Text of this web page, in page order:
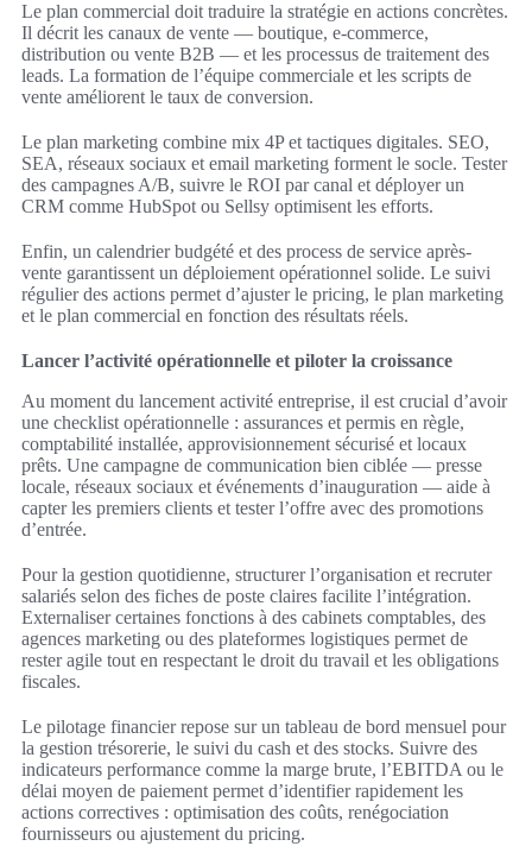
Le plan commercial doit traduire la stratégie en actions concrètes.
Il décrit les canaux de vente — boutique, e‑commerce,
distribution ou vente B2B — et les processus de traitement des
leads. La formation de l’équipe commerciale et les scripts de
vente améliorent le taux de conversion.
Le plan marketing combine mix 4P et tactiques digitales. SEO,
SEA, réseaux sociaux et email marketing forment le socle. Tester
des campagnes A/B, suivre le ROI par canal et déployer un
CRM comme HubSpot ou Sellsy optimisent les efforts.
Enfin, un calendrier budgété et des process de service après-
vente garantissent un déploiement opérationnel solide. Le suivi
régulier des actions permet d’ajuster le pricing, le plan marketing
et le plan commercial en fonction des résultats réels.
Lancer l’activité opérationnelle et piloter la croissance
Au moment du lancement activité entreprise, il est crucial d’avoir
une checklist opérationnelle : assurances et permis en règle,
comptabilité installée, approvisionnement sécurisé et locaux
prêts. Une campagne de communication bien ciblée — presse
locale, réseaux sociaux et événements d’inauguration — aide à
capter les premiers clients et tester l’offre avec des promotions
d’entrée.
Pour la gestion quotidienne, structurer l’organisation et recruter
salariés selon des fiches de poste claires facilite l’intégration.
Externaliser certaines fonctions à des cabinets comptables, des
agences marketing ou des plateformes logistiques permet de
rester agile tout en respectant le droit du travail et les obligations
fiscales.
Le pilotage financier repose sur un tableau de bord mensuel pour
la gestion trésorerie, le suivi du cash et des stocks. Suivre des
indicateurs performance comme la marge brute, l’EBITDA ou le
délai moyen de paiement permet d’identifier rapidement les
actions correctives : optimisation des coûts, renégociation
fournisseurs ou ajustement du pricing.